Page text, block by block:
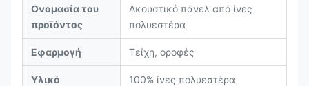
Ονομασία του
προϊόντος
Ακουστικό πάνελ από ίνες
πολυεστέρα
Εφαρμογή Τείχη, οροφές
Υλικό 100% ίνες πολυεστέρα